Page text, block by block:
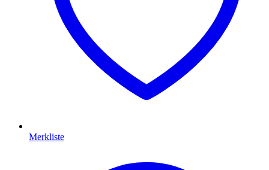
Merkliste